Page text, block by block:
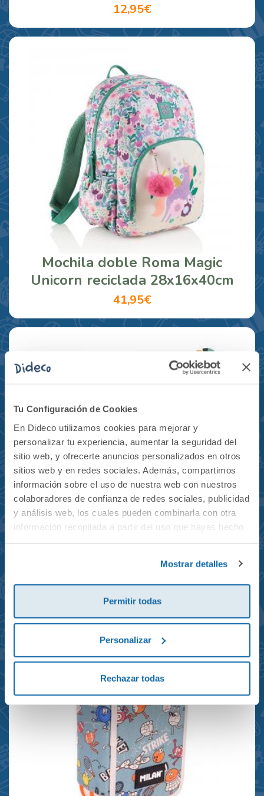
Tu Configuración de Cookies
En Dideco utilizamos cookies para mejorar y
personalizar tu experiencia, aumentar la seguridad del
sitio web, y ofrecerte anuncios personalizados en otros
sitios web y en redes sociales. Además, compartimos
información sobre el uso de nuestra web con nuestros
colaboradores de confianza de redes sociales, publicidad
y análisis web, los cuales pueden combinarla con otra
información recopilada a partir del uso que hayas hecho
Mostrar detalles
Permitir todas
Personalizar
Rechazar todas
12,95€
Mochila doble Roma Magic
Unicorn reciclada 28x16x40cm
41,95€
reciclada 21x10x28cm
23,95€